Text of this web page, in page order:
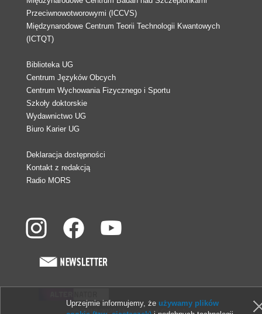
Przeciwnowotworowymi (ICCVS)
Międzynarodowe Centrum Teorii Technologii Kwantowych
(ICTQT)
Biblioteka UG
Centrum Języków Obcych
Centrum Wychowania Fizycznego i Sportu
Szkoły doktorskie
Wydawnictwo UG
Biuro Karier UG
Deklaracja dostępności
Kontakt z redakcją
Radio MORS
© 2013-2026 Uniwersytet Gdański
Uprzejmie informujemy, że używamy plików